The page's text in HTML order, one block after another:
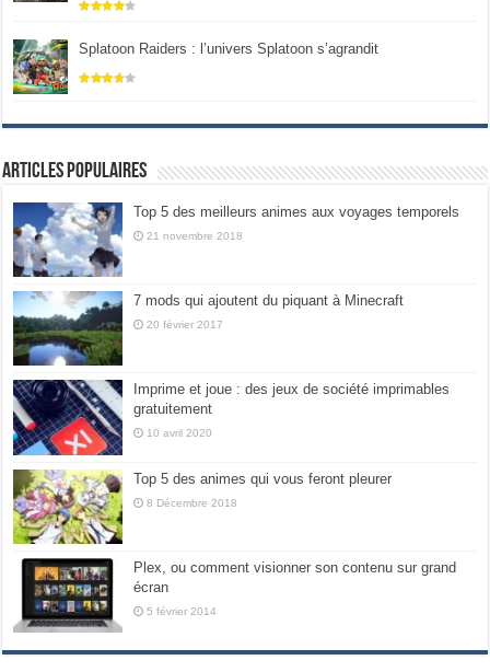
Splatoon Raiders : l’univers Splatoon s’agrandit
Articles populaires
Top 5 des meilleurs animes aux voyages temporels
21 novembre 2018
7 mods qui ajoutent du piquant à Minecraft
20 février 2017
Imprime et joue : des jeux de société imprimables
gratuitement
10 avril 2020
Top 5 des animes qui vous feront pleurer
8 Décembre 2018
Plex, ou comment visionner son contenu sur grand
écran
5 février 2014